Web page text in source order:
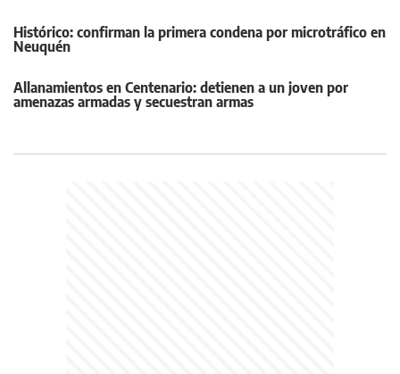
Histórico: confirman la primera condena por microtráfico en
Neuquén
Allanamientos en Centenario: detienen a un joven por
amenazas armadas y secuestran armas